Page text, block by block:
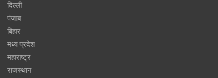
दिल्ली
पंजाब
बिहार
मध्य प्रदेश
महाराष्ट्र
राजस्थान